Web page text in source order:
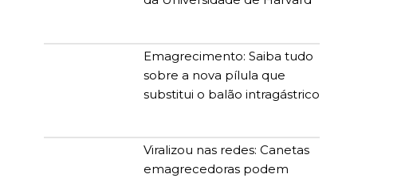
Emagrecimento: Saiba tudo
sobre a nova pílula que
substitui o balão intragástrico
Viralizou nas redes: Canetas
emagrecedoras podem